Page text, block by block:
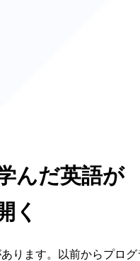
んだ英語が
く
ります。以前からプロ